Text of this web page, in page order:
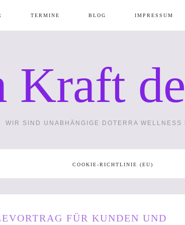
1
TERMINE BLOG IMPRESSUM
Kraft
WIR SIND UNABHÄNGIGE DOTERRA WELLNESS
COOKIE-RICHTLINIE (EU)
FÜR KUNDEN UND